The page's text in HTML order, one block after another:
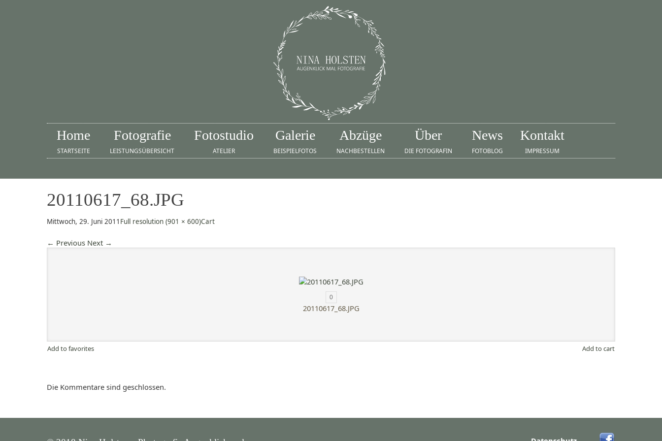
Home
STARTSEITE
Fotografie
LEISTUNGSÜBERSICHT
Fotostudio
ATELIER
Galerie
BEISPIELFOTOS
Abzüge
NACHBESTELLEN
Über
DIE FOTOGRAFIN
News
FOTOBLOG
Kontakt
IMPRESSUM
20110617_68.JPG
Mittwoch, 29. Juni 2011 Full resolution (901 × 600)Cart
← Previous Next →
0
20110617_68.JPG
Add to favorites Add to cart
Die Kommentare sind geschlossen.